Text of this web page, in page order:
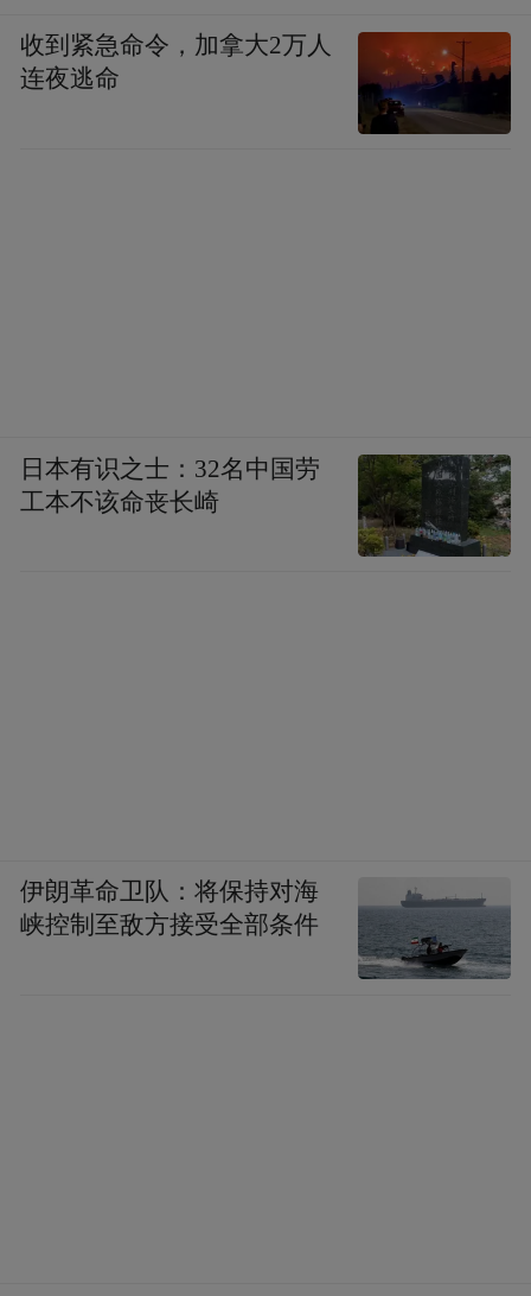
收到紧急命令，加拿大2万人
连夜逃命
日本有识之士：32名中国劳
工本不该命丧长崎
伊朗革命卫队：将保持对海
峡控制至敌方接受全部条件